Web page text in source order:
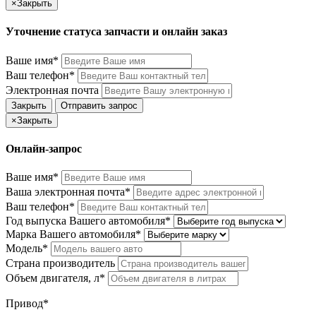
×Закрыть
Уточнение статуса запчасти и онлайн заказ
Ваше имя*
Ваш телефон*
Электронная почта
Закрыть
Отправить запрос
×Закрыть
Онлайн-запрос
Ваше имя*
Ваша электронная почта*
Ваш телефон*
Год выпуска Вашего автомобиля*
Марка Вашего автомобиля*
Модель*
Страна производитель
Объем двигателя, л*
Привод*